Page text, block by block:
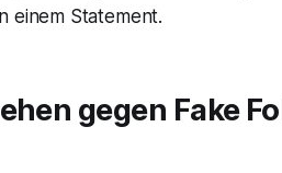
einem Statement.
gegen Fake